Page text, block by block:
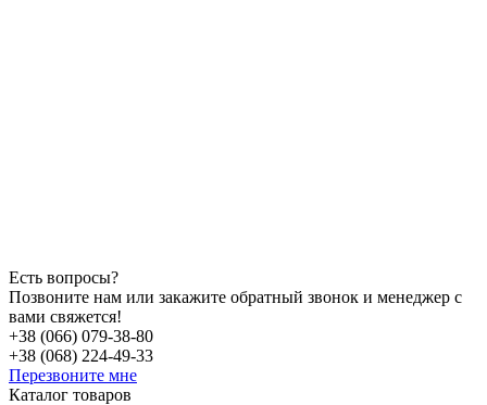
Есть вопросы?
Позвоните нам или закажите обратный звонок и менеджер с
вами свяжется!
+38 (066) 079-38-80
+38 (068) 224-49-33
Перезвоните мне
Каталог товаров